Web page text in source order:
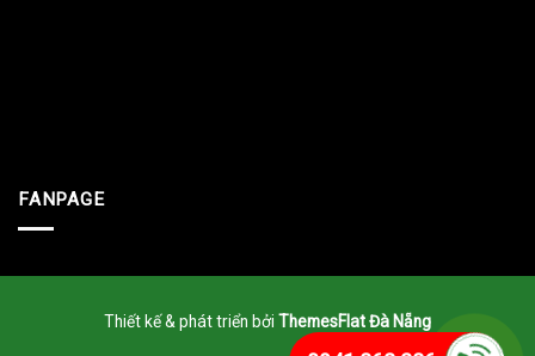
FANPAGE
Thiết kế & phát triển bởi ThemesFlat Đà Nẵng